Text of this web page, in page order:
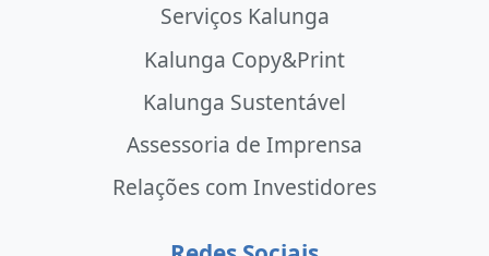
Serviços Kalunga
Kalunga Copy&Print
Kalunga Sustentável
Assessoria de Imprensa
Relações com Investidores